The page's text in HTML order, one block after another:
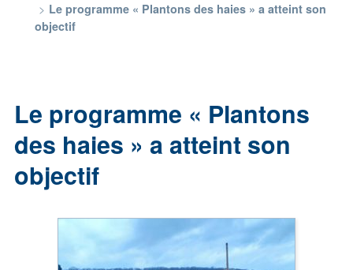
Le programme « Plantons des haies » a atteint son
objectif
Le programme « Plantons
des haies » a atteint son
objectif